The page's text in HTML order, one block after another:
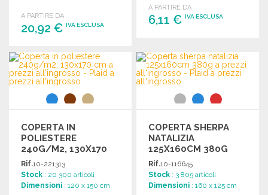
Dimensioni: 1300 x 1500 mm.
A PARTIRE DA
20,92 € IVA ESCLUSA
ORDINARE
Richiedi un preventivo
A PARTIRE DA
6,11 €IVA ESCLUSA
Richiedi un preventivo
COPERTA IN
POLIESTERE
240G/M2, 130X170
CM
Rif.10-221313
Stock : 20 300 articoli
Dimensioni : 120 x 150 cm
COPERTA SHERPA
NATALIZIA
125X160CM 380G
Rif.10-116645
Stock : 3 805 articoli
Dimensioni : 160 x 125 cm